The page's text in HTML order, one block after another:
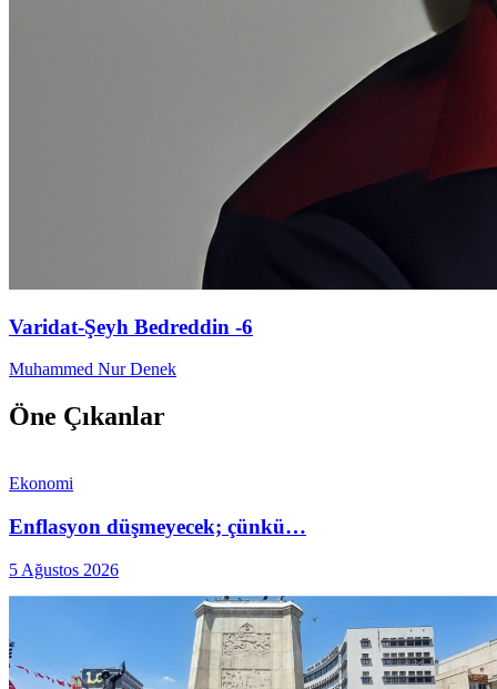
Varidat-Şeyh Bedreddin -6
Muhammed Nur Denek
Öne Çıkanlar
Ekonomi
Enflasyon düşmeyecek; çünkü…
5 Ağustos 2026